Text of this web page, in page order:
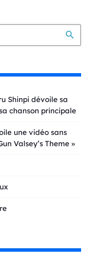
search
Shinpi dévoile sa
chanson principale
une vidéo sans
Valsey’s Theme »